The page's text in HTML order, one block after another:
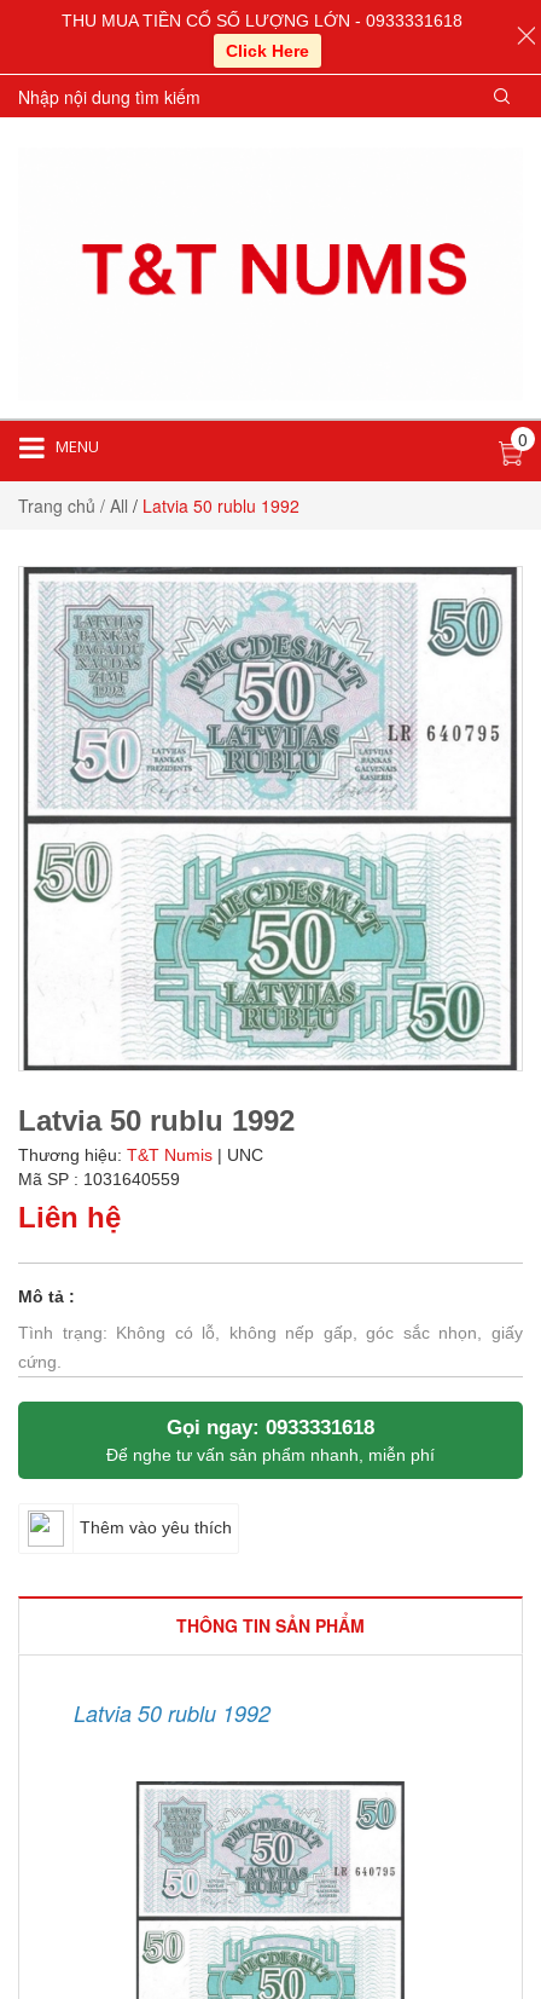
MENU 0
Trang chủ / All / Latvia 50 rublu 1992
Latvia 50 rublu 1992
Thương hiệu: T&T Numis | UNC
Mã SP : 1031640559
Liên hệ
Mô tả :
Tình trạng: Không có lỗ, không nếp gấp, góc sắc nhọn, giấy
cứng.
Gọi ngay: 0933331618
Để nghe tư vấn sản phẩm nhanh, miễn phí
Thêm vào yêu thích
THÔNG TIN SẢN PHẨM
Latvia 50 rublu 1992
THU MUA TIỀN CỔ SỐ LƯỢNG LỚN - 0933331618
Click Here